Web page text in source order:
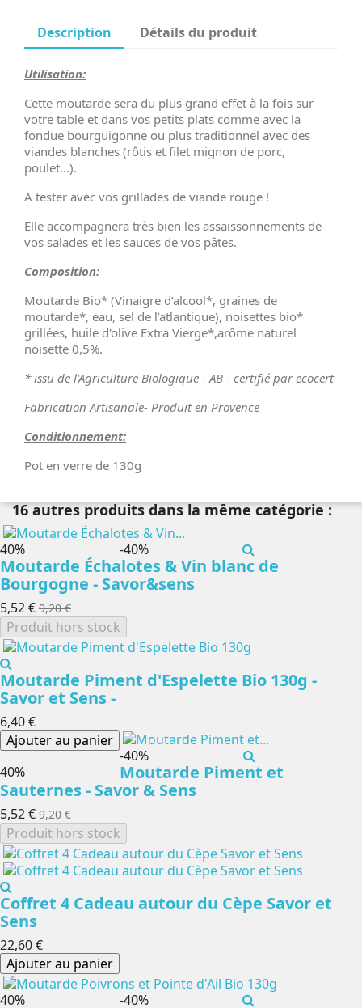
Description Détails du produit
Utilisation:
Cette moutarde sera du plus grand effet à la fois sur
votre table et dans vos petits plats comme avec la
fondue bourguigonne ou plus traditionnel avec des
viandes blanches (rôtis et filet mignon de porc,
poulet...).
A tester avec vos grillades de viande rouge !
Elle accompagnera très bien les assaissonnements de
vos salades et les sauces de vos pâtes.
Composition:
Moutarde Bio* (Vinaigre d’alcool*, graines de
moutarde*, eau, sel de l’atlantique), noisettes bio*
grillées, huile d'olive Extra Vierge*,arôme naturel
noisette 0,5%.
* issu de l’Agriculture Biologique - AB - certifié par ecocert
Fabrication Artisanale- Produit en Provence
Conditionnement:
Pot en verre de 130g
16 autres produits dans la même catégorie :
-40%
Moutarde Échalotes & Vin blanc de
Bourgogne - Savor&sens
5,52 € 9,20 €
Produit hors stock
Moutarde Piment d'Espelette Bio 130g -
Savor et Sens -
6,40 €
Ajouter au panier
-40%
Moutarde Piment et
Sauternes - Savor & Sens
5,52 € 9,20 €
Produit hors stock
Coffret 4 Cadeau autour du Cèpe Savor et
Sens
22,60 €
Ajouter au panier
-40%